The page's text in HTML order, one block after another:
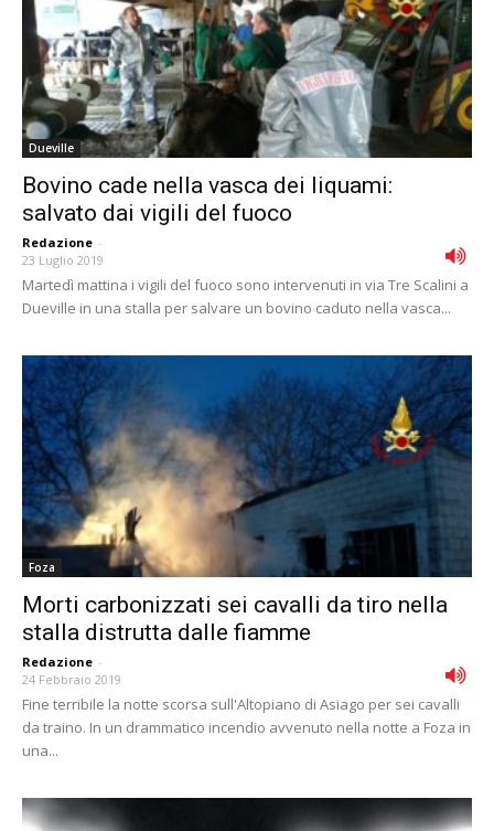
Dueville
Bovino cade nella vasca dei liquami:
salvato dai vigili del fuoco
Redazione -
23 Luglio 2019
Martedì mattina i vigili del fuoco sono intervenuti in via Tre Scalini a
Dueville in una stalla per salvare un bovino caduto nella vasca...
Foza
Morti carbonizzati sei cavalli da tiro nella
stalla distrutta dalle fiamme
Redazione -
24 Febbraio 2019
Fine terribile la notte scorsa sull'Altopiano di Asiago per sei cavalli
da traino. In un drammatico incendio avvenuto nella notte a Foza in
una...